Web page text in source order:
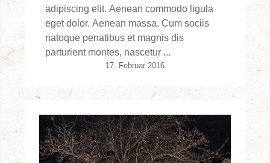
adipiscing elit. Aenean commodo ligula
eget dolor. Aenean massa. Cum sociis
natoque penatibus et magnis dis
parturient montes, nascetur ...
17. Februar 2016